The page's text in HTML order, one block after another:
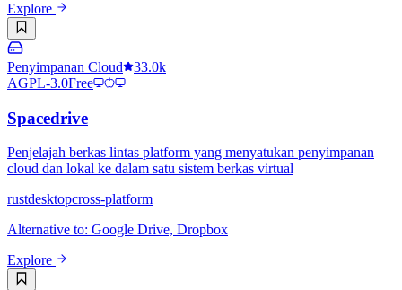
Explore
Penyimpanan Cloud
33.0k
AGPL-3.0Free
Spacedrive
Penjelajah berkas lintas platform yang menyatukan penyimpanan
cloud dan lokal ke dalam satu sistem berkas virtual
rustdesktopcross-platform
Alternative to: Google Drive, Dropbox
Explore